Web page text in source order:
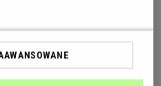
coś naprawdę